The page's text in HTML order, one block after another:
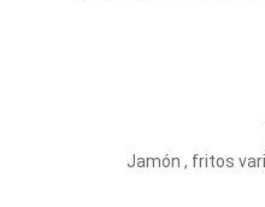
Jamón , fritos